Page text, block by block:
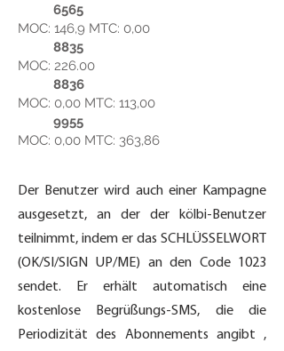
6565
MOC: 146,9 MTC: 0,00
8835
MOC: 226.00
8836
MOC: 0,00 MTC: 113,00
9955
MOC: 0,00 MTC: 363,86
Der Benutzer wird auch einer Kampagne
ausgesetzt, an der der kölbi-Benutzer
teilnimmt, indem er das SCHLÜSSELWORT
(OK/SI/SIGN UP/ME) an den Code 1023
sendet. Er erhält automatisch eine
kostenlose Begrüßungs-SMS, die die
Periodizität des Abonnements angibt ,